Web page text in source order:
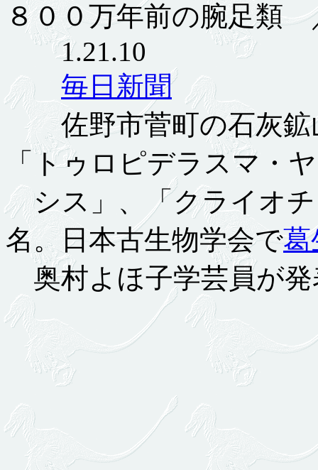
８００万年前の腕足類
1.21.10
毎日新聞
佐野市菅町の石灰鉱
「トゥロピデラスマ・
シス」、「クライオチ
名。日本古生物学会で葛
奥村よほ子学芸員が発